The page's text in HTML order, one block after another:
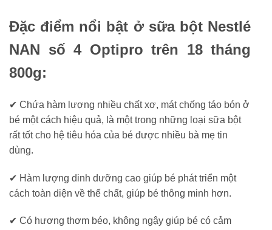
Đặc điểm nổi bật ở sữa bột Nestlé
NAN số 4 Optipro trên 18 tháng
800g:
✔ Chứa hàm lượng nhiều chất xơ, mát chống táo bón ở
bé một cách hiệu quả, là một trong những loại sữa bột
rất tốt cho hệ tiêu hóa của bé được nhiều bà mẹ tin
dùng.
✔ Hàm lượng dinh dưỡng cao giúp bé phát triển một
cách toàn diện về thể chất, giúp bé thông minh hơn.
✔ Có hương thơm béo, không ngậy giúp bé có cảm